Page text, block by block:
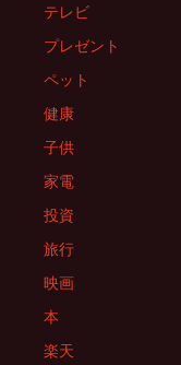
テレビ
プレゼント
ペット
健康
子供
家電
投資
旅行
映画
本
楽天